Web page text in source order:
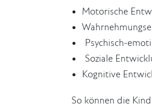
Motorische
Psychisch-
Soziale
Kognitive
So können die